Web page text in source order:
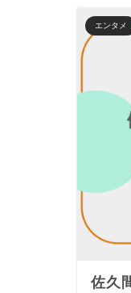
エンタメ
佐久